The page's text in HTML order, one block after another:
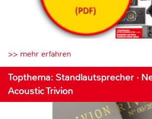
>> mehr erfahren
Topthema: Standlautsprecher ·
Acoustic Trivion